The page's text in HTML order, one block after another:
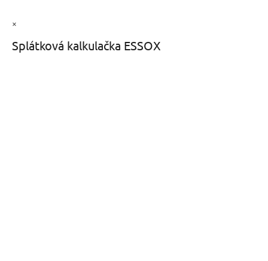
×
Splátková kalkulačka ESSOX